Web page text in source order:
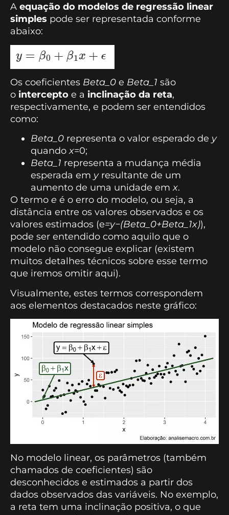
A equação do modelos de regressão linear
simples pode ser representada conforme
abaixo:
Os coeficientes Beta_0 e Beta_1 são
o intercepto e a inclinação da reta,
respectivamente, e podem ser entendidos
como:
Beta_0 representa o valor esperado de y
quandox=0;
Beta_1 representa a mudança média
esperada em yresultante de um
aumento de uma unidade emx.
O termo e é o erro do modelo, ou seja, a
distância entre os valores observados e os
valores estimados (e=y−(Beta_0+Beta_1x)),
pode ser entendido como aquilo que o
modelo não consegue explicar (existem
muitos detalhes técnicos sobre esse termo
que iremos omitir aqui).
Visualmente, estes termos correspondem
aos elementos destacados neste gráfico:
No modelo linear, os parâmetros (também
chamados de coeficientes) são
desconhecidos e estimados a partir dos
dados observados das variáveis. No exemplo,
a reta tem uma inclinação positiva, o que